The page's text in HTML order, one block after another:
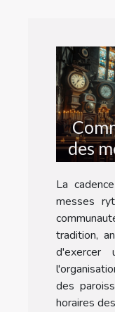
des
la
La
messes
tradition,
d'exercer
des
horaires